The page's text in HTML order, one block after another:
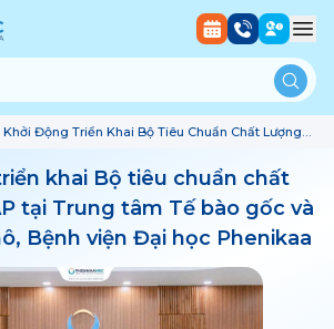
Khởi Động Triển Khai Bộ Tiêu Chuẩn Chất Lượng
Hàng Mô, Bệnh Viện Đại Học Phenikaa
khai Bộ tiêu chuẩn chất
tại Trung tâm Tế bào gốc và
Bệnh viện Đại học Phenikaa